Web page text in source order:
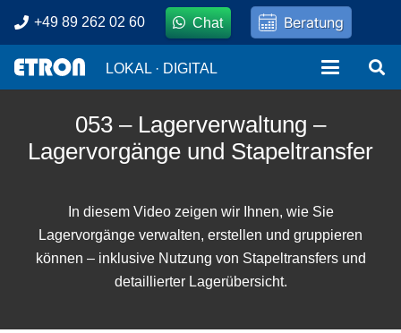
+49 89 262 02 60 Chat Beratung
LOKAL · DIGITAL
053 – Lagerverwaltung –
Lagervorgänge und Stapeltransfer
In diesem Video zeigen wir Ihnen, wie Sie
Lagervorgänge verwalten, erstellen und gruppieren
können – inklusive Nutzung von Stapeltransfers und
detaillierter Lagerübersicht.